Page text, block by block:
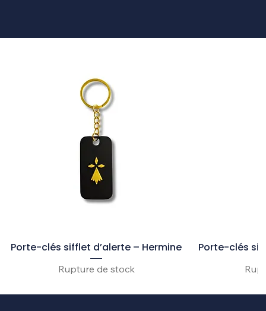
Porte-clés sifflet d’alerte – Hermine
Rupture de stock
Porte-clés